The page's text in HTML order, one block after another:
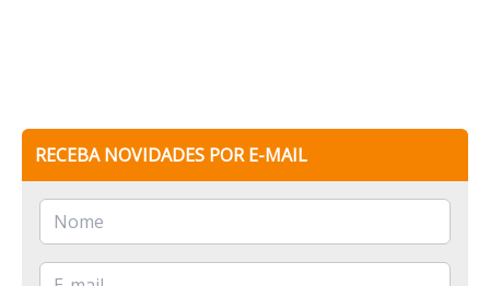
RECEBA NOVIDADES POR E-MAIL